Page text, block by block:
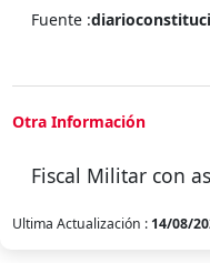
Fuente :
Otra Información
Fiscal Militar con
Ultima Actualización : 14/08/